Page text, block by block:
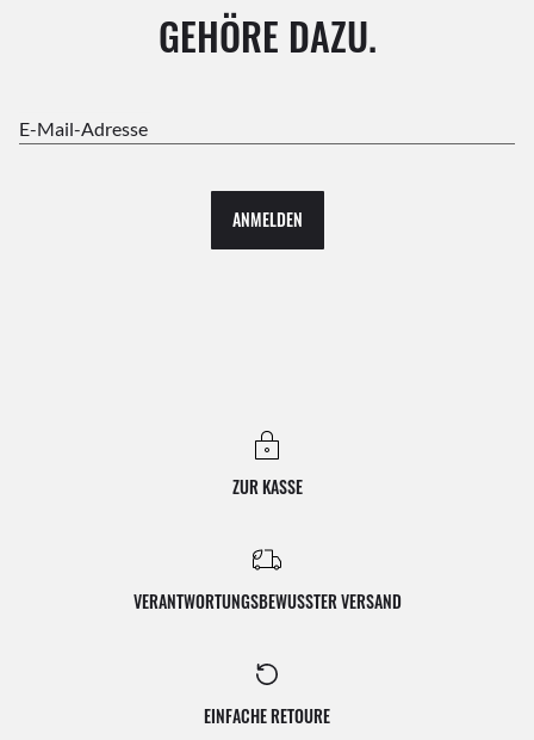
GEHÖRE DAZU.
E-Mail-Adresse
ANMELDEN
ZUR KASSE
VERANTWORTUNGSBEWUSSTER VERSAND
EINFACHE RETOURE